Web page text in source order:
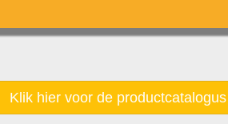
Klik hier voor de productcatalogus